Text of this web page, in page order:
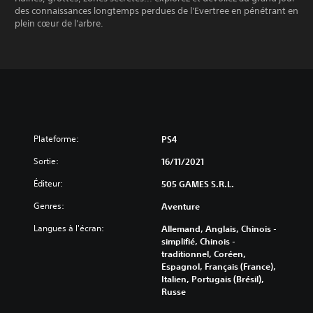
des connaissances longtemps perdues de l'Evertree en pénétrant en
plein cœur de l'arbre.
Plateforme: PS4
Sortie: 16/11/2021
Éditeur: 505 GAMES S.R.L.
Genres: Aventure
Langues à l'écran:
Allemand, Anglais, Chinois -
simplifié, Chinois -
traditionnel, Coréen,
Espagnol, Français (France),
Italien, Portugais (Brésil),
Russe